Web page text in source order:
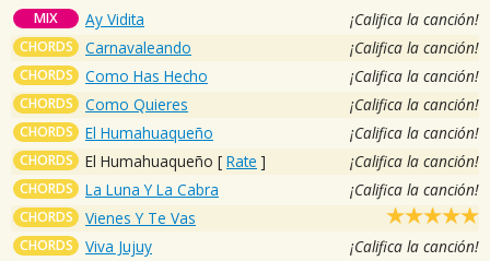
MIX Ay Vidita ¡Califica la canción!
CHORDS Carnavaleando ¡Califica la canción!
CHORDS Como Has Hecho ¡Califica la canción!
CHORDS Como Quieres ¡Califica la canción!
CHORDS El Humahuaqueño ¡Califica la canción!
CHORDS El Humahuaqueño [ Rate ] ¡Califica la canción!
CHORDS La Luna Y La Cabra ¡Califica la canción!
CHORDS Vienes Y Te Vas
CHORDS Viva Jujuy ¡Califica la canción!